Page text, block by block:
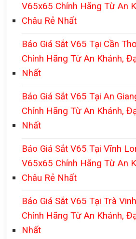
V65x65 Chính Hãng Từ An
Châu Rẻ Nhất
Báo Giá Sắt V65 Tại Cần
Chính Hãng Từ An Khánh,
Nhất
Báo Giá Sắt V65 Tại An
Chính Hãng Từ An Khánh,
Nhất
Báo Giá Sắt V65 Tại Vĩnh
V65x65 Chính Hãng Từ An
Châu Rẻ Nhất
Báo Giá Sắt V65 Tại Trà
Chính Hãng Từ An Khánh,
Nhất